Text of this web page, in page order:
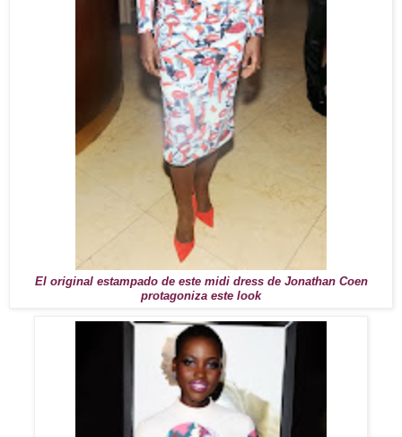
El original estampado de este midi dress de Jonathan Coen
protagoniza este look